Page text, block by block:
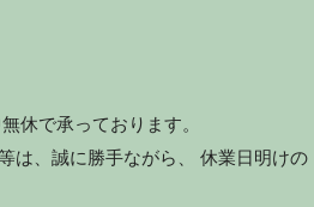
休で承っております。
は、誠に勝手ながら、 休業日明けの